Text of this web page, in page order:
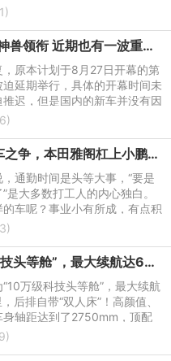
战”来占领市场份额。
比亚迪海豚/哈弗神兽领衔 近期也有一波重磅国产车驾到
原本计划于8月27日开幕的第
延期举行，具体的开幕时间未
迟，但是国内的新车并没有因
依然按照约定的时间推出市
燃油车与新能源车之争，本田雅阁杠上小鹏P5，谁是省钱小能手？
通勤时间是头等大事，“要是
是大多数打工人的内心独白。
车呢？事业小有所成，有点积
是最好的选择。在这个价位
被誉为“10万级科技头等舱”，最大续航达600公里，后排自带“双人床”
万级科技头等舱”，最大续航
后排自带“双人床”！高颜值、
身轴距达到了2750mm，顶配
让我们一探究竟！